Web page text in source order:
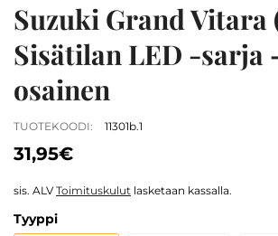
Suzuki Grand Vitara
Sisätilan LED -sarja
osainen
TUOTEKOODI: 11301b.1
31,95€
sis. ALVToimituskulut lasketaan kassalla.
Tyyppi